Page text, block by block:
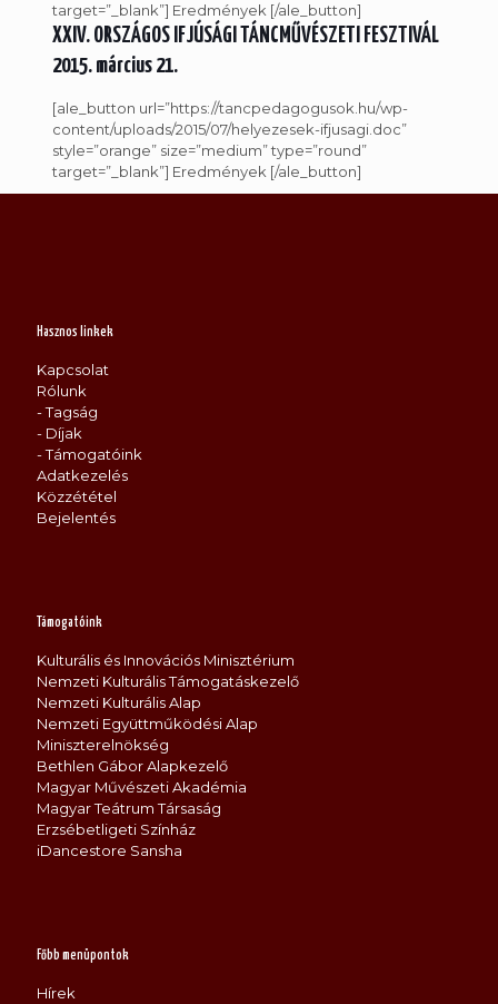
target=”_blank”] Eredmények [/ale_button]
XXIV. ORSZÁGOS IFJÚSÁGI TÁNCMŰVÉSZETI FESZTIVÁL
2015. március 21.
[ale_button url=”https://tancpedagogusok.hu/wp-
content/uploads/2015/07/helyezesek-ifjusagi.doc”
style=”orange” size=”medium” type=”round”
target=”_blank”] Eredmények [/ale_button]
Hasznos linkek
Kapcsolat
Rólunk
- Tagság
- Díjak
- Támogatóink
Adatkezelés
Közzététel
Bejelentés
Támogatóink
Kulturális és Innovációs Minisztérium
Nemzeti Kulturális Támogatáskezelő
Nemzeti Kulturális Alap
Nemzeti Együttműködési Alap
Miniszterelnökség
Bethlen Gábor Alapkezelő
Magyar Művészeti Akadémia
Magyar Teátrum Társaság
Erzsébetligeti Színház
iDancestore Sansha
Főbb menüpontok
Hírek